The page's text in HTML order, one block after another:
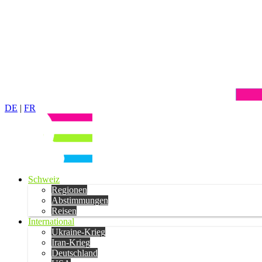
DE | FR
Schweiz
Regionen
Abstimmungen
Reisen
International
Ukraine-Krieg
Iran-Krieg
Deutschland